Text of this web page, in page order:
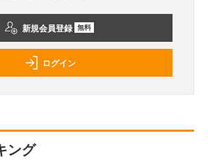
新規会員登録 無料
ログイン
ング